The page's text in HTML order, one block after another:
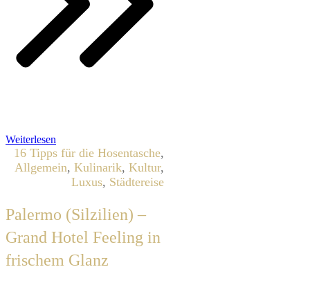
Weiterlesen
16 Tipps für die Hosentasche,
Allgemein, Kulinarik, Kultur,
Luxus, Städtereise
Palermo (Silzilien) –
Grand Hotel Feeling in
frischem Glanz